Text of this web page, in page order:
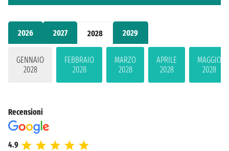
2026 2027 2028 2029
GENNAIO
2028
FEBBRAIO
2028
MARZO
2028
APRILE
2028
MAGGIO
2028
Recensioni
4.9